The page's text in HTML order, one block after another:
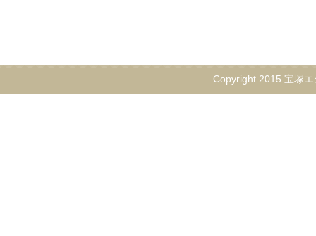
Copyright 2015 宝塚